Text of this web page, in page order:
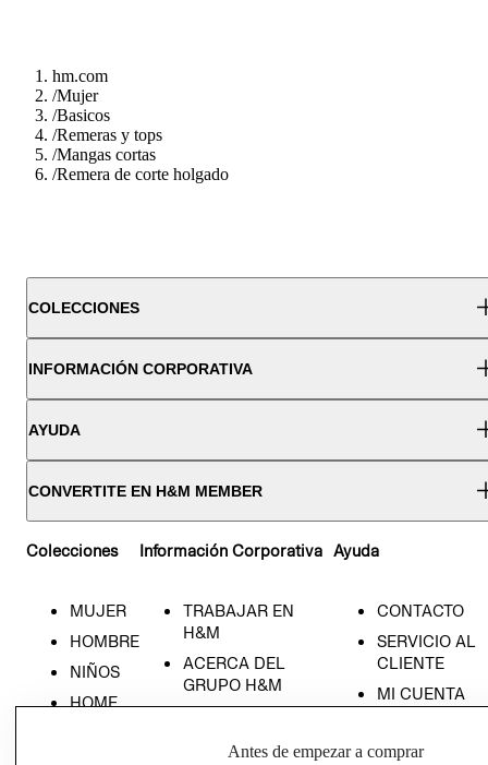
hm.com
/Mujer
/Basicos
/Remeras y tops
/Mangas cortas
/Remera de corte holgado
COLECCIONES
INFORMACIÓN CORPORATIVA
AYUDA
CONVERTITE EN H&M MEMBER
Colecciones
MUJER
HOMBRE
NIÑOS
HOME
Información Corporativa
TRABAJAR EN
H&M
ACERCA DEL
GRUPO H&M
Ayuda
CONTACTO
SERVICIO AL
CLIENTE
MI CUENTA
TIENDAS
Antes de empezar a comprar